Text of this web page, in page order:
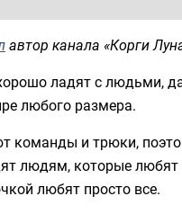
автор канала «Корги
ладят с людьми,
любого размера.
команды и трюки,
людям, которые любят
любят просто все.